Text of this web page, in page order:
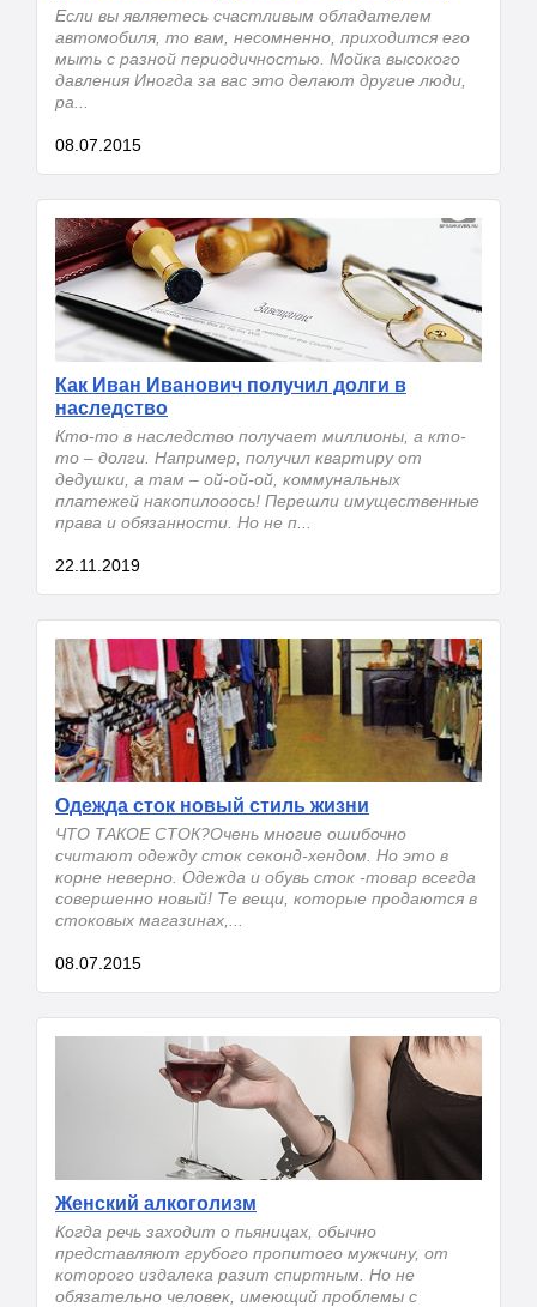
Если вы являетесь счастливым обладателем
автомобиля, то вам, несомненно, приходится его
мыть с разной периодичностью. Мойка высокого
давления Иногда за вас это делают другие люди,
ра...
08.07.2015
Как Иван Иванович получил долги в
наследство
Кто-то в наследство получает миллионы, а кто-
то – долги. Например, получил квартиру от
дедушки, а там – ой-ой-ой, коммунальных
платежей накопилооось! Перешли имущественные
права и обязанности. Но не п...
22.11.2019
Одежда сток новый стиль жизни
ЧТО ТАКОЕ СТОК?Очень многие ошибочно
считают одежду сток секонд-хендом. Но это в
корне неверно. Одежда и обувь сток -товар всегда
совершенно новый! Те вещи, которые продаются в
стоковых магазинах,...
08.07.2015
Женский алкоголизм
Когда речь заходит о пьяницах, обычно
представляют грубого пропитого мужчину, от
которого издалека разит спиртным. Но не
обязательно человек, имеющий проблемы с